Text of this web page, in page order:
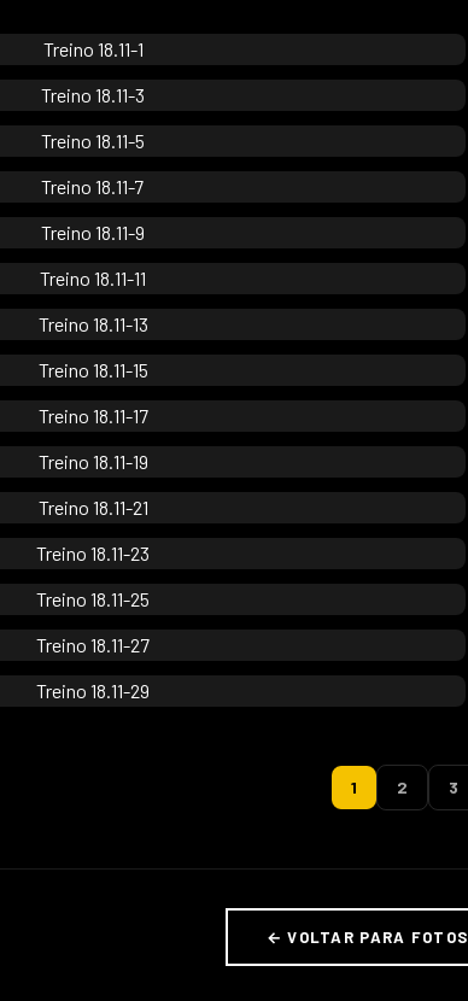
1 2 3
← VOLTAR PARA FOTOS